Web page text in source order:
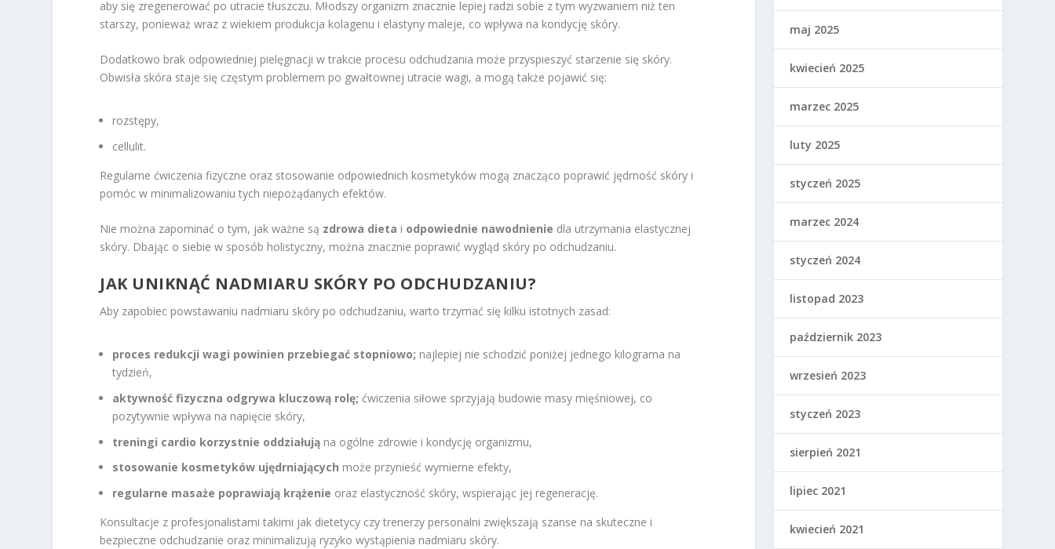
aby się zregenerować po utracie tłuszczu. Młodszy organizm znacznie lepiej radzi sobie z tym wyzwaniem niż ten
starszy, ponieważ wraz z wiekiem produkcja kolagenu i elastyny maleje, co wpływa na kondycję skóry.
Dodatkowo brak odpowiedniej pielęgnacji w trakcie procesu odchudzania może przyspieszyć starzenie się skóry.
Obwisła skóra staje się częstym problemem po gwałtownej utracie wagi, a mogą także pojawić się:
rozstępy,
cellulit.
Regularne ćwiczenia fizyczne oraz stosowanie odpowiednich kosmetyków mogą znacząco poprawić jędrność skóry i
pomóc w minimalizowaniu tych niepożądanych efektów.
Nie można zapominać o tym, jak ważne są zdrowa dieta i odpowiednie nawodnienie dla utrzymania elastycznej
skóry. Dbając o siebie w sposób holistyczny, można znacznie poprawić wygląd skóry po odchudzaniu.
JAK UNIKNĄĆ NADMIARU SKÓRY PO ODCHUDZANIU?
Aby zapobiec powstawaniu nadmiaru skóry po odchudzaniu, warto trzymać się kilku istotnych zasad:
proces redukcji wagi powinien przebiegać stopniowo; najlepiej nie schodzić poniżej jednego kilograma na
tydzień,
aktywność fizyczna odgrywa kluczową rolę; ćwiczenia siłowe sprzyjają budowie masy mięśniowej, co
pozytywnie wpływa na napięcie skóry,
treningi cardio korzystnie oddziałują na ogólne zdrowie i kondycję organizmu,
stosowanie kosmetyków ujędrniających może przynieść wymierne efekty,
regularne masaże poprawiają krążenie oraz elastyczność skóry, wspierając jej regenerację.
Konsultacje z profesjonalistami takimi jak dietetycy czy trenerzy personalni zwiększają szanse na skuteczne i
bezpieczne odchudzanie oraz minimalizują ryzyko wystąpienia nadmiaru skóry.
maj 2025
kwiecień 2025
marzec 2025
luty 2025
styczeń 2025
marzec 2024
styczeń 2024
listopad 2023
październik 2023
wrzesień 2023
styczeń 2023
sierpień 2021
lipiec 2021
kwiecień 2021